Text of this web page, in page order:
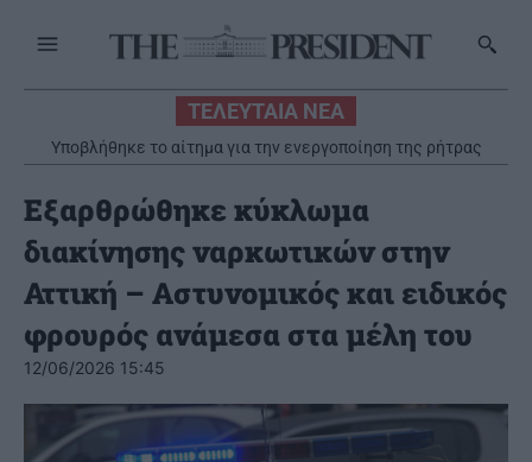
ΤΕΛΕΥΤΑΙΑ ΝΕΑ
Υποβλήθηκε το αίτημα για την ενεργοποίηση της ρήτρας
διαφυγής για την ενεργειακή ανθεκτικότητα
Εξαρθρώθηκε κύκλωμα
διακίνησης ναρκωτικών στην
Αττική – Αστυνομικός και ειδικός
φρουρός ανάμεσα στα μέλη του
12/06/2026 15:45